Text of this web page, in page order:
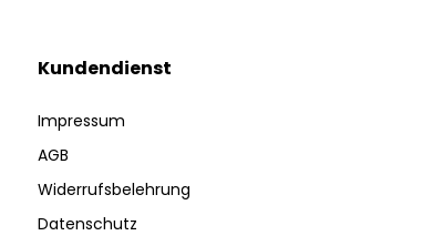
Kundendienst
Impressum
AGB
Widerrufsbelehrung
Datenschutz